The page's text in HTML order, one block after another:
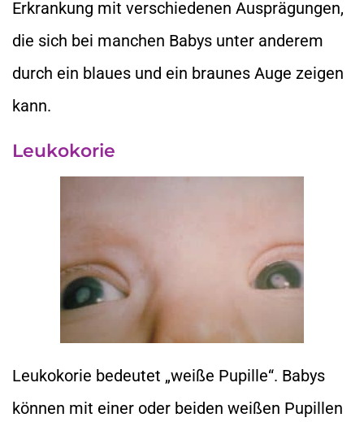
Erkrankung mit verschiedenen Ausprägungen,
die sich bei manchen Babys unter anderem
durch ein blaues und ein braunes Auge zeigen
kann.
Leukokorie
Leukokorie bedeutet „weiße Pupille“. Babys
können mit einer oder beiden weißen Pupillen